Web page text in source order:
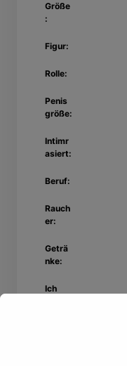
Größe
:
Figur:
Rolle:
Penis
größe:
Intimr
asiert:
Beruf:
Rauch
er:
Geträ
nke:
Ich